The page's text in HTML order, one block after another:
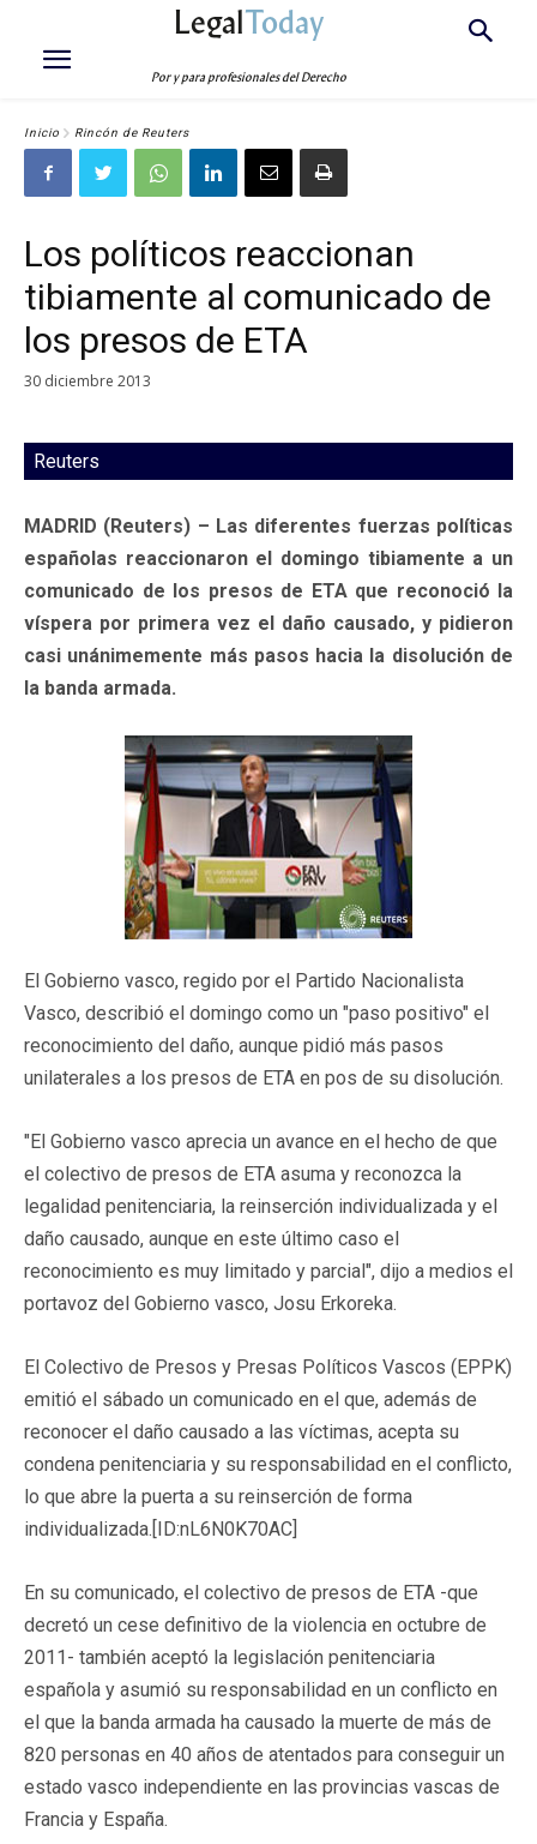
LegalToday
Por y para profesionales del Derecho
Inicio Rincón de Reuters
Los políticos reaccionan
tibiamente al comunicado de
los presos de ETA
30 diciembre 2013
Reuters
MADRID (Reuters) – Las diferentes fuerzas políticas
españolas reaccionaron el domingo tibiamente a un
comunicado de los presos de ETA que reconoció la
víspera por primera vez el daño causado, y pidieron
casi unánimemente más pasos hacia la disolución de
la banda armada.
El Gobierno vasco, regido por el Partido Nacionalista
Vasco, describió el domingo como un "paso positivo" el
reconocimiento del daño, aunque pidió más pasos
unilaterales a los presos de ETA en pos de su disolución.
"El Gobierno vasco aprecia un avance en el hecho de que
el colectivo de presos de ETA asuma y reconozca la
legalidad penitenciaria, la reinserción individualizada y el
daño causado, aunque en este último caso el
reconocimiento es muy limitado y parcial", dijo a medios el
portavoz del Gobierno vasco, Josu Erkoreka.
El Colectivo de Presos y Presas Políticos Vascos (EPPK)
emitió el sábado un comunicado en el que, además de
reconocer el daño causado a las víctimas, acepta su
condena penitenciaria y su responsabilidad en el conflicto,
lo que abre la puerta a su reinserción de forma
individualizada.[ID:nL6N0K70AC]
En su comunicado, el colectivo de presos de ETA -que
decretó un cese definitivo de la violencia en octubre de
2011- también aceptó la legislación penitenciaria
española y asumió su responsabilidad en un conflicto en
el que la banda armada ha causado la muerte de más de
820 personas en 40 años de atentados para conseguir un
estado vasco independiente en las provincias vascas de
Francia y España.